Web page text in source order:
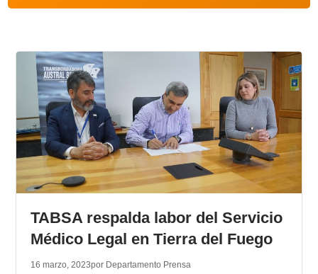
AUDIOS
VIDEOS
GALERIA DE FOTOS
APP MÓVIL
TABSA respalda labor del Servicio
Médico Legal en Tierra del Fuego
16 marzo, 2023por Departamento Prensa